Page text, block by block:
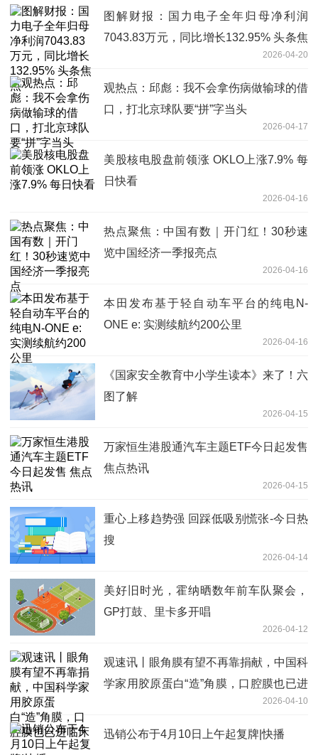
图解财报：国力电子全年归母净利润
7043.83万元，同比增长132.95% 头条焦
2026-04-20
观热点：邱彪：我不会拿伤病做输球的借
口，打北京球队要“拼”字当头
2026-04-17
美股核电股盘前领涨 OKLO上涨7.9% 每
日快看
2026-04-16
热点聚焦：中国有数｜开门红！30秒速
览中国经济一季报亮点
2026-04-16
本田发布基于轻自动车平台的纯电N-
ONE e: 实测续航约200公里
2026-04-16
《国家安全教育中小学生读本》来了！六
图了解
2026-04-15
万家恒生港股通汽车主题ETF今日起发售
焦点热讯
2026-04-15
重心上移趋势强 回踩低吸别慌张-今日热
搜
2026-04-14
美好旧时光，霍纳晒数年前车队聚会，
GP打鼓、里卡多开唱
2026-04-12
观速讯丨眼角膜有望不再靠捐献，中国科
学家用胶原蛋白“造”角膜，口腔膜也已进
2026-04-10
迅销公布于4月10日上午起复牌|快播